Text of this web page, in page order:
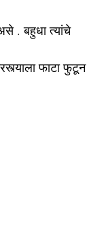
. बहुधा त्यांचे
फाटा फुटून